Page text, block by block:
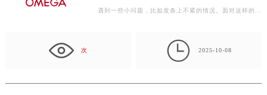
遇到一些小问题，比如发条上不紧的情况。面对这样的
次  2025-10-08